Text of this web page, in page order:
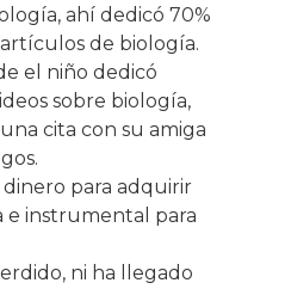
ahí dedicó 70%
de biología.
el niño dedicó
sobre biología,
cita con su amiga
para adquirir
e instrumental para
ni ha llegado